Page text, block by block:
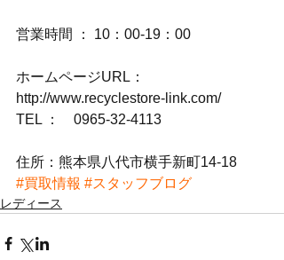
営業時間 ： 10：00-19：00
ホームページURL：
http://www.recyclestore-link.com/
TEL ：　0965-32-4113
住所：熊本県八代市横手新町14-18
#買取情報 #スタッフブログ
レディース